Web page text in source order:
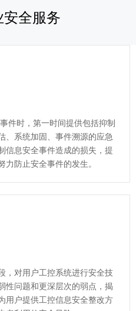
一体的现代化综合性汽车
责任，跟上汽车产业升级
全服务
件时，第一时间提供包括抑制
、系统加固、事件溯源的应急
信息安全事件造成的损失，提
防止安全事件的发生。
，对用户工控系统进行安全技
性问题和更深层次的弱点，揭
用户提供工控信息安全整改方